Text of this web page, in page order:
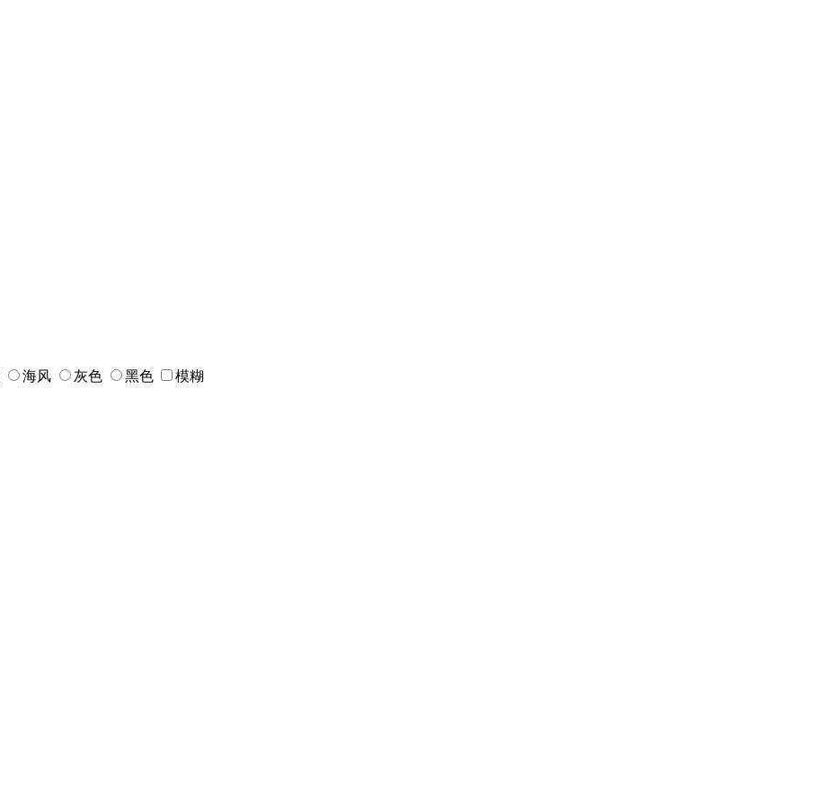
海风 灰色 黑色
模糊